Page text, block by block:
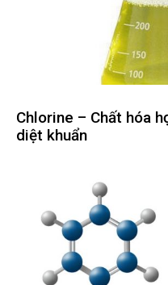
Chlorine – Chất hóa
diệt khuẩn